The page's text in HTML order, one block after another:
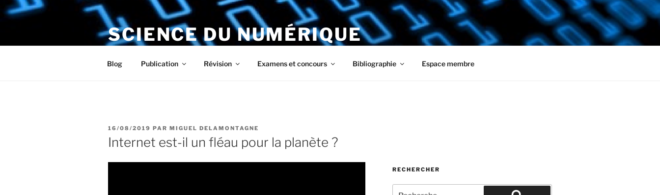
Aller
au
SCIENCE DU NUMÉRIQUE
Blog Publication Révision Examens et concours Bibliographie Espace membre
PUBLIÉ
LE
16/08/2019 PAR MIGUEL DELAMONTAGNE
Internet est-il un fléau pour la planète ?
RECHERCHER